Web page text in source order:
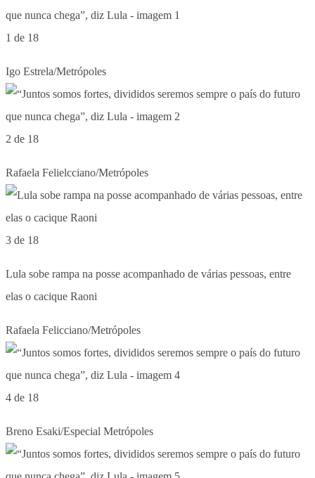
1 de 18
Igo Estrela/Metrópoles
2 de 18
Rafaela Felielcciano/Metrópoles
3 de 18
Lula sobe rampa na posse acompanhado de várias pessoas, entre
elas o cacique Raoni
Rafaela Felicciano/Metrópoles
4 de 18
Breno Esaki/Especial Metrópoles